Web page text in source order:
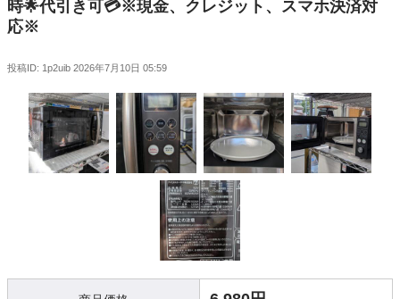
時🌟代引き可💳※現金、クレジット、スマホ決済対
応※
投稿ID: 1p2uib 2026年7月10日 05:59